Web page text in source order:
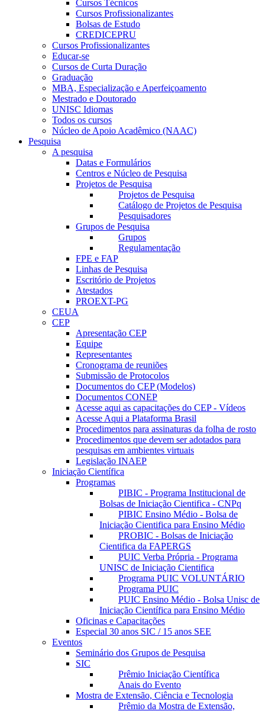
Cursos Técnicos
Cursos Profissionalizantes
Bolsas de Estudo
CREDICEPRU
Cursos Profissionalizantes
Educar-se
Cursos de Curta Duração
Graduação
MBA, Especialização e Aperfeiçoamento
Mestrado e Doutorado
UNISC Idiomas
Todos os cursos
Núcleo de Apoio Acadêmico (NAAC)
Pesquisa
A pesquisa
Datas e Formulários
Centros e Núcleo de Pesquisa
Projetos de Pesquisa
Projetos de Pesquisa
Catálogo de Projetos de Pesquisa
Pesquisadores
Grupos de Pesquisa
Grupos
Regulamentação
FPE e FAP
Linhas de Pesquisa
Escritório de Projetos
Atestados
PROEXT-PG
CEUA
CEP
Apresentação CEP
Equipe
Representantes
Cronograma de reuniões
Submissão de Protocolos
Documentos do CEP (Modelos)
Documentos CONEP
Acesse aqui as capacitações do CEP - Vídeos
Acesse Aqui a Plataforma Brasil
Procedimentos para assinaturas da folha de rosto
Procedimentos que devem ser adotados para
pesquisas em ambientes virtuais
Legislação INAEP
Iniciação Científica
Programas
PIBIC - Programa Institucional de
Bolsas de Iniciação Cientifica - CNPq
PIBIC Ensino Médio - Bolsa de
Iniciação Cientifica para Ensino Médio
PROBIC - Bolsas de Iniciação
Cientifica da FAPERGS
PUIC Verba Própria - Programa
UNISC de Iniciação Cientifica
Programa PUIC VOLUNTÁRIO
Programa PUIC
PUIC Ensino Médio - Bolsa Unisc de
Iniciação Científica para Ensino Médio
Oficinas e Capacitações
Especial 30 anos SIC / 15 anos SEE
Eventos
Seminário dos Grupos de Pesquisa
SIC
Prêmio Iniciação Científica
Anais do Evento
Mostra de Extensão, Ciência e Tecnologia
Prêmio da Mostra de Extensão,